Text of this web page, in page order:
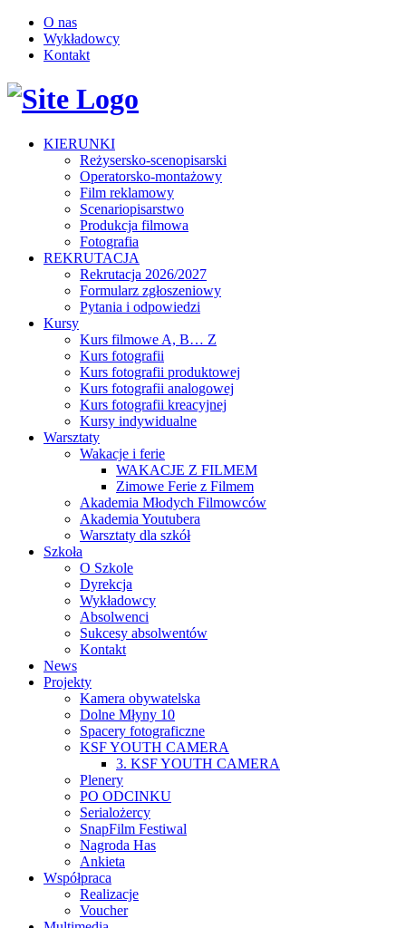
O nas
Wykładowcy
Kontakt
KIERUNKI
Reżysersko-scenopisarski
Operatorsko-montażowy
Film reklamowy
Scenariopisarstwo
Produkcja filmowa
Fotografia
REKRUTACJA
Rekrutacja 2026/2027
Formularz zgłoszeniowy
Pytania i odpowiedzi
Kursy
Kurs filmowe A, B… Z
Kurs fotografii
Kurs fotografii produktowej
Kurs fotografii analogowej
Kurs fotografii kreacyjnej
Kursy indywidualne
Warsztaty
Wakacje i ferie
WAKACJE Z FILMEM
Zimowe Ferie z Filmem
Akademia Młodych Filmowców
Akademia Youtubera
Warsztaty dla szkół
Szkoła
O Szkole
Dyrekcja
Wykładowcy
Absolwenci
Sukcesy absolwentów
Kontakt
News
Projekty
Kamera obywatelska
Dolne Młyny 10
Spacery fotograficzne
KSF YOUTH CAMERA
3. KSF YOUTH CAMERA
Plenery
PO ODCINKU
Serialożercy
SnapFilm Festiwal
Nagroda Has
Ankieta
Współpraca
Realizacje
Voucher